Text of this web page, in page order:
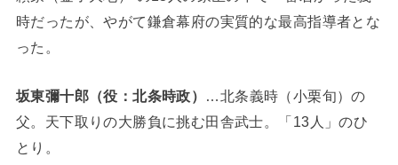
時だったが、やがて鎌倉幕府の実質的な最高指導者とな
った。
坂東彌十郎（役：北条時政） …北条義時（小栗旬）の
父。天下取りの大勝負に挑む田舎武士。「13人」のひ
とり。